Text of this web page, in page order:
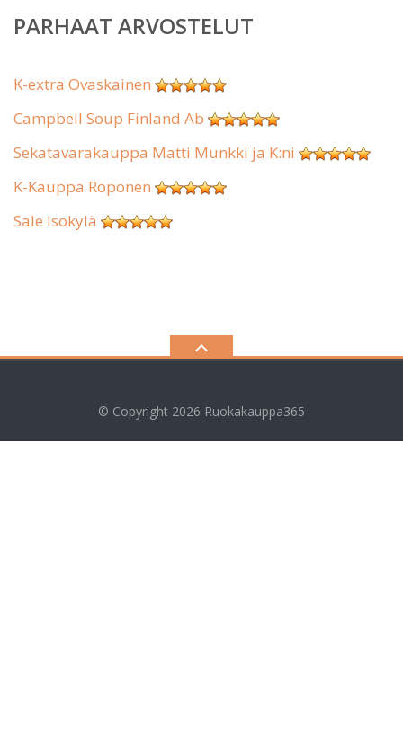
PARHAAT ARVOSTELUT
K-extra Ovaskainen
Campbell Soup Finland Ab
Sekatavarakauppa Matti Munkki ja K:ni
K-Kauppa Roponen
Sale Isokylä
© Copyright 2026 Ruokakauppa365